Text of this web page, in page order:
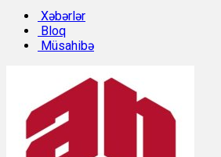
Sabah:
Xəbərlər
Bloq
Müsahibə